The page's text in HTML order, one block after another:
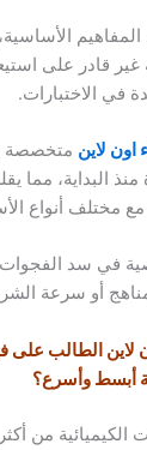
غير قادر على
في الاختبارات.
اون لاين متخصصة
البداية، مما
مختلف أنواع
في سد الفجوات
أو سرعة
لاين الطالب على
أبسط وأسرع؟
الكيميائية من